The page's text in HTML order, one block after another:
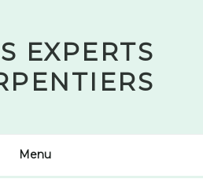
EXPERTS
Menu